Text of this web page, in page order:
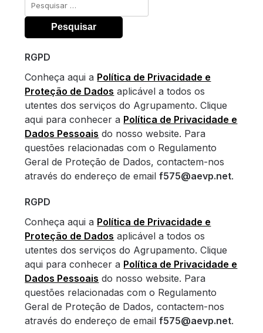
por:
RGPD
Conheça aqui a Política de Privacidade e
Proteção de Dados aplicável a todos os
utentes dos serviços do Agrupamento. Clique
aqui para conhecer a Política de Privacidade e
Dados Pessoais do nosso website. Para
questões relacionadas com o Regulamento
Geral de Proteção de Dados, contactem-nos
através do endereço de emailf575@aevp.net.
RGPD
Conheça aqui a Política de Privacidade e
Proteção de Dados aplicável a todos os
utentes dos serviços do Agrupamento. Clique
aqui para conhecer a Política de Privacidade e
Dados Pessoais do nosso website. Para
questões relacionadas com o Regulamento
Geral de Proteção de Dados, contactem-nos
através do endereço de emailf575@aevp.net.